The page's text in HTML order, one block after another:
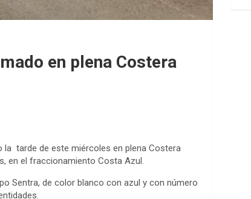
en plena Costera
tarde de este miércoles en plena Costera
en el fraccionamiento Costa Azul.
Sentra, de color blanco con azul y con número